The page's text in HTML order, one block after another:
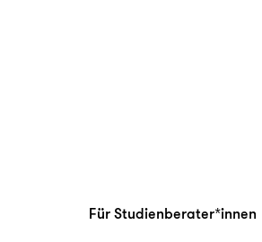
Für Studienberater*innen